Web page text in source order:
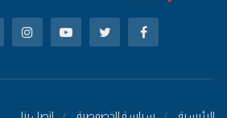
الرئيسية سياسة الخصوصية اتصل بنا